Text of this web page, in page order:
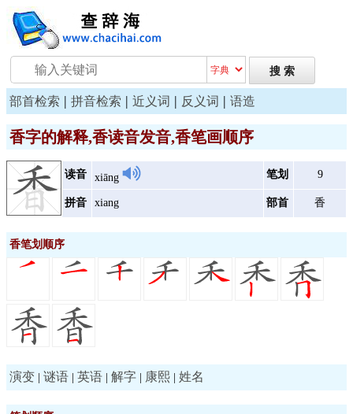
部首检索 | 拼音检索 | 近义词 | 反义词 | 语造
香字的解释,香读音发音,香笔画顺序
读音 xiāng 笔划 9
拼音 xiang 部首 香
香笔划顺序
演变 | 谜语 | 英语 | 解字 | 康熙 | 姓名